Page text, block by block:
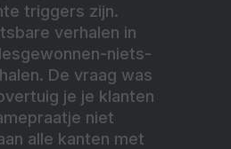
triggers zijn.
verhalen in
niets-
De vraag was
je je klanten
niet
alle kanten met